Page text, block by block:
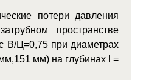
потери давления
пространстве
В/Ц=0,75 при диаметрах
мм) на глубинах l =